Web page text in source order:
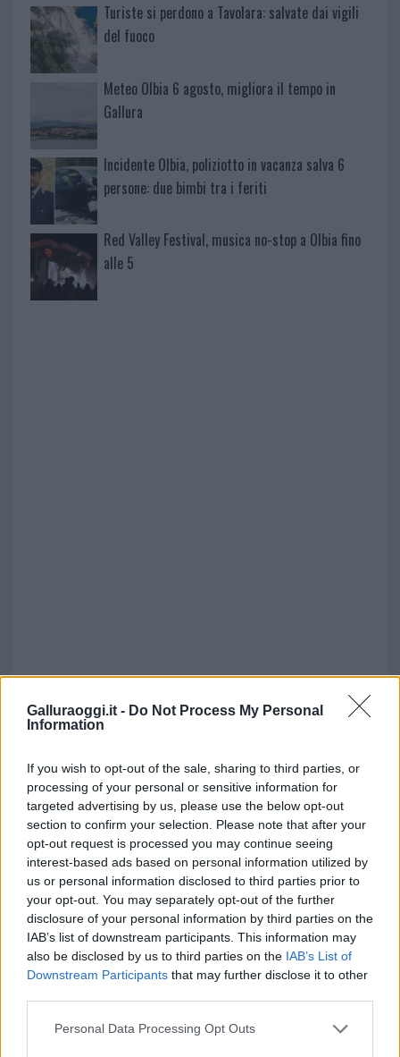
Galluraoggi.it - Do Not Process My Personal
Information
If you wish to opt-out of the sale, sharing to third parties, or
processing of your personal or sensitive information for
targeted advertising by us, please use the below opt-out
section to confirm your selection. Please note that after your
opt-out request is processed you may continue seeing
interest-based ads based on personal information utilized by
us or personal information disclosed to third parties prior to
your opt-out. You may separately opt-out of the further
disclosure of your personal information by third parties on the
IAB’s list of downstream participants. This information may
also be disclosed by us to third parties on the IAB’s List of
Downstream Participants that may further disclose it to other
Please note that this website/app uses one or more Google
Personal Data Processing Opt Outs
Turiste si perdono a Tavolara: salvate dai vigili
del fuoco
Meteo Olbia 6 agosto, migliora il tempo in
Gallura
Incidente Olbia, poliziotto in vacanza salva 6
persone: due bimbi tra i feriti
Red Valley Festival, musica no-stop a Olbia fino
alle 5